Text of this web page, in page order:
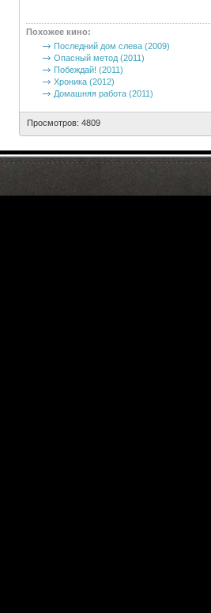
Похожее кино:
Последний дом слева (2009)
Опасный метод (2011)
Побеждай! (2011)
Хроника (2012)
Домашняя работа (2011)
Просмотров: 4809